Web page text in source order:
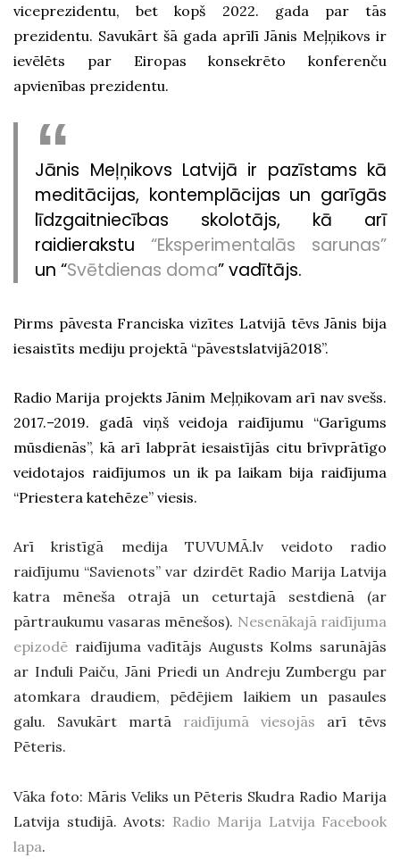
viceprezidentu, bet kopš 2022. gada par tās
prezidentu. Savukārt šā gada aprīlī Jānis Meļņikovs ir
ievēlēts par Eiropas konsekrēto konferenču
apvienības prezidentu.
Jānis Meļņikovs Latvijā ir pazīstams kā
meditācijas, kontemplācijas un garīgās
līdzgaitniecības skolotājs, kā arī
raidierakstu“Eksperimentalās sarunas”
un “Svētdienas doma” vadītājs.
Pirms pāvesta Franciska vizītes Latvijā tēvs Jānis bija
iesaistīts mediju projektā “pāvestslatvijā2018”.
Radio Marija projekts Jānim Meļņikovam arī nav svešs.
2017.–2019. gadā viņš veidoja raidījumu “Garīgums
mūsdienās”, kā arī labprāt iesaistījās citu brīvprātīgo
veidotajos raidījumos un ik pa laikam bija raidījuma
“Priestera katehēze” viesis.
Arī kristīgā medija TUVUMĀ.lv veidoto radio
raidījumu “Savienots” var dzirdēt Radio Marija Latvija
katra mēneša otrajā un ceturtajā sestdienā (ar
pārtraukumu vasaras mēnešos). Nesenākajā raidījuma
epizodē raidījuma vadītājs Augusts Kolms sarunājās
ar Induli Paiču, Jāni Priedi un Andreju Zumbergu par
atomkara draudiem, pēdējiem laikiem un pasaules
galu. Savukārt martā raidījumā viesojās arī tēvs
Pēteris.
Vāka foto: Māris Veliks un Pēteris Skudra Radio Marija
Latvija studijā. Avots: Radio Marija Latvija Facebook
lapa.